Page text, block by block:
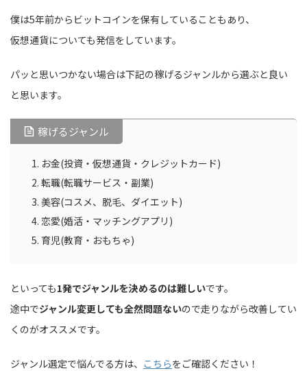
僕は5年前からビットコインを保有していることもあり、
仮想通貨についても発信をしています。
パッと思いつかない場合は下記の稼げるジャンルから選ぶと良い
と思います。
稼げるジャンル
お金(投資・仮想通貨・クレジットカード)
転職(転職サービス・副業)
美容(コスメ、脱毛、ダイエット)
恋愛(婚活・マッチングアプリ)
育児(教育・おもちゃ)
といっても1発でジャンルを決めるのは難しいです。
途中でジャンル変更しても全然問題ないので走りながら改善してい
くのがオススメです。
ジャンル選定で悩んでる方は、 こちらをご確認ください！